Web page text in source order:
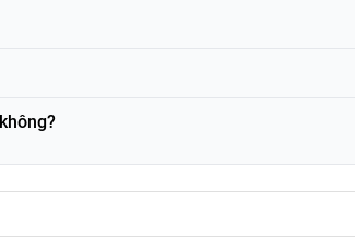
là loại sợi thực vật được lấy từ quả mướp
trường, không chứa chất hóa học và an